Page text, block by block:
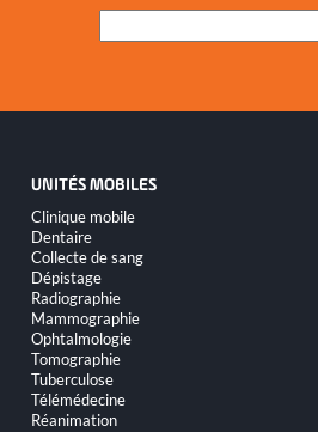
Mots-
UNITÉS MOBILES
Aller
au
contenu
Clinique mobile
Dentaire
Collecte de sang
Dépistage
Radiographie
Mammographie
Ophtalmologie
Tomographie
Tuberculose
Télémédecine
Réanimation